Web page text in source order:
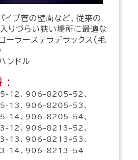
イプ菅の壁面など、従来の
りづらい狭い場所に最適な
ーラーステラデラックス(毛
ンドル
:
12、906-8205-52、
13、906-8205-53、
14、906-8205-54、
12、906-8213-52、
13、906-8213-53、
14、906-8213-54